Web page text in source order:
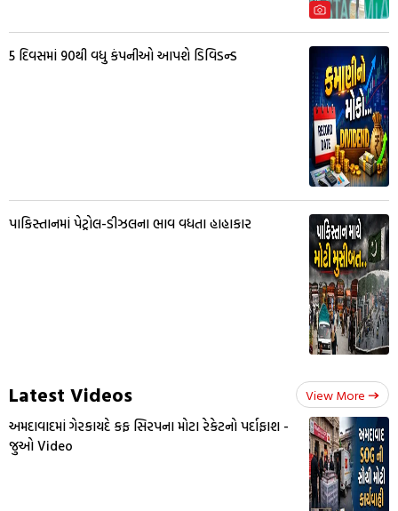
5 દિવસમાં 90થી વધુ કંપનીઓ આપશે ડિવિડન્ડ
પાકિસ્તાનમાં પેટ્રોલ-ડીઝલના ભાવ વધતા હાહાકાર
Latest Videos View More
અમદાવાદમાં ગેરકાયદે કફ સિરપના મોટા રેકેટનો પર્દાફાશ -
જુઓ Video